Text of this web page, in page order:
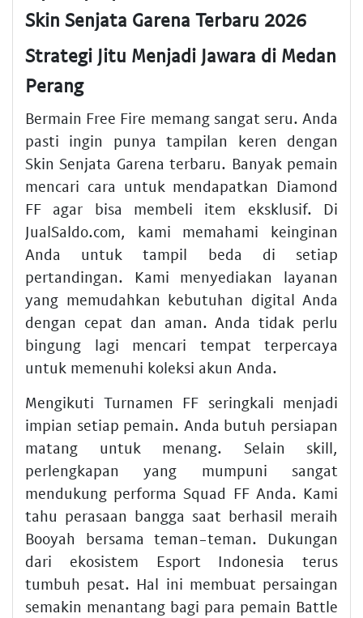
Skin Senjata Garena Terbaru 2026
Strategi Jitu Menjadi Jawara di Medan
Perang
Bermain Free Fire memang sangat seru. Anda
pasti ingin punya tampilan keren dengan
Skin Senjata Garena terbaru. Banyak pemain
mencari cara untuk mendapatkan Diamond
FF agar bisa membeli item eksklusif. Di
JualSaldo.com, kami memahami keinginan
Anda untuk tampil beda di setiap
pertandingan. Kami menyediakan layanan
yang memudahkan kebutuhan digital Anda
dengan cepat dan aman. Anda tidak perlu
bingung lagi mencari tempat terpercaya
untuk memenuhi koleksi akun Anda.
Mengikuti Turnamen FF seringkali menjadi
impian setiap pemain. Anda butuh persiapan
matang untuk menang. Selain skill,
perlengkapan yang mumpuni sangat
mendukung performa Squad FF Anda. Kami
tahu perasaan bangga saat berhasil meraih
Booyah bersama teman-teman. Dukungan
dari ekosistem Esport Indonesia terus
tumbuh pesat. Hal ini membuat persaingan
semakin menantang bagi para pemain Battle